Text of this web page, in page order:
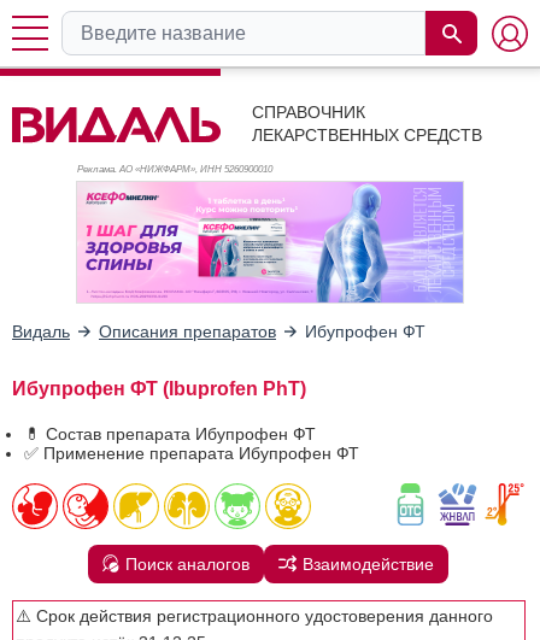
СПРАВОЧНИК
ЛЕКАРСТВЕННЫХ СРЕДСТВ
Реклама. АО «НИЖФАРМ», ИНН 5260900010
Видаль Описания препаратов Ибупрофен ФТ
Ибупрофен ФТ (Ibuprofen PhT)
💊 Состав препарата Ибупрофен ФТ
✅ Применение препарата Ибупрофен ФТ
Поиск аналогов Взаимодействие
⚠️ Срок действия регистрационного удостоверения данного